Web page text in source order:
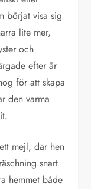
börjat visa sig
lite mer,
och
efter år
för att skapa
den varma
mejl, där hen
snart
hemmet både